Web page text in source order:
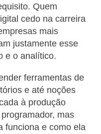
Quem
cedo na carreira
mais
justamente esse
e o analítico.
ferramentas de
e até noções
à produção
mas
funciona e como ela